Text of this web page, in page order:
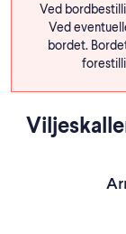
Ved
Ved
bordet.